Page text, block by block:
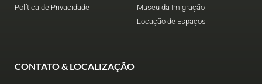
Política de Privacidade
Museu da Imigração
Locação de Espaços
CONTATO & LOCALIZAÇÃO